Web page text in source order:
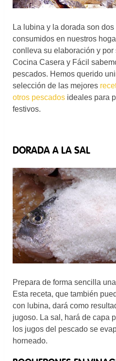
La lubina y la dorada son
consumidos en nuestros
conlleva su elaboración y
Cocina Casera y Fácil
pescados. Hemos querido
selección de las mejores
otros pescados ideales para
festivos.
DORADA A LA SAL
Prepara de forma sencilla
Esta receta, que también
con lubina, dará como
jugoso. La sal, hará de capa
los jugos del pescado se
horneado.